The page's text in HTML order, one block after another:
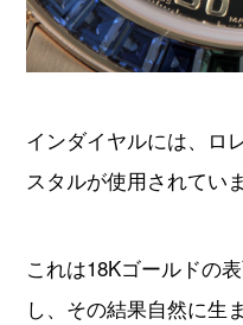
インダイヤルには、ロ
スタルが使用されていま
これは18Kゴールドの
し、その結果自然に生